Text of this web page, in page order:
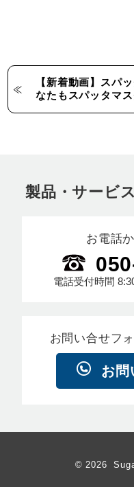
【新着動画】スパ
なたもスパッタマ
製品・サービ
お電話
電話受付時間
お問い合せフ
お問
© 2026